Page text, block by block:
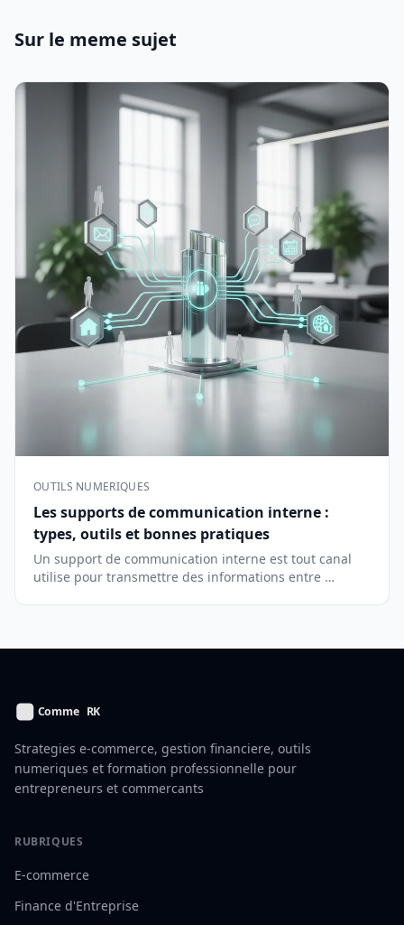
Sur le meme sujet
OUTILS NUMERIQUES
Les supports de communication interne :
types, outils et bonnes pratiques
Un support de communication interne est tout canal
utilise pour transmettre des informations entre …
Strategies e-commerce, gestion financiere, outils
numeriques et formation professionnelle pour
entrepreneurs et commercants
RUBRIQUES
E-commerce
Finance d'Entreprise